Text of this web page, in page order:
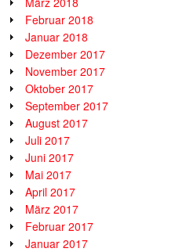
Februar 2018
Januar 2018
Dezember 2017
November 2017
Oktober 2017
September 2017
August 2017
Juli 2017
Juni 2017
Mai 2017
April 2017
März 2017
Februar 2017
Januar 2017